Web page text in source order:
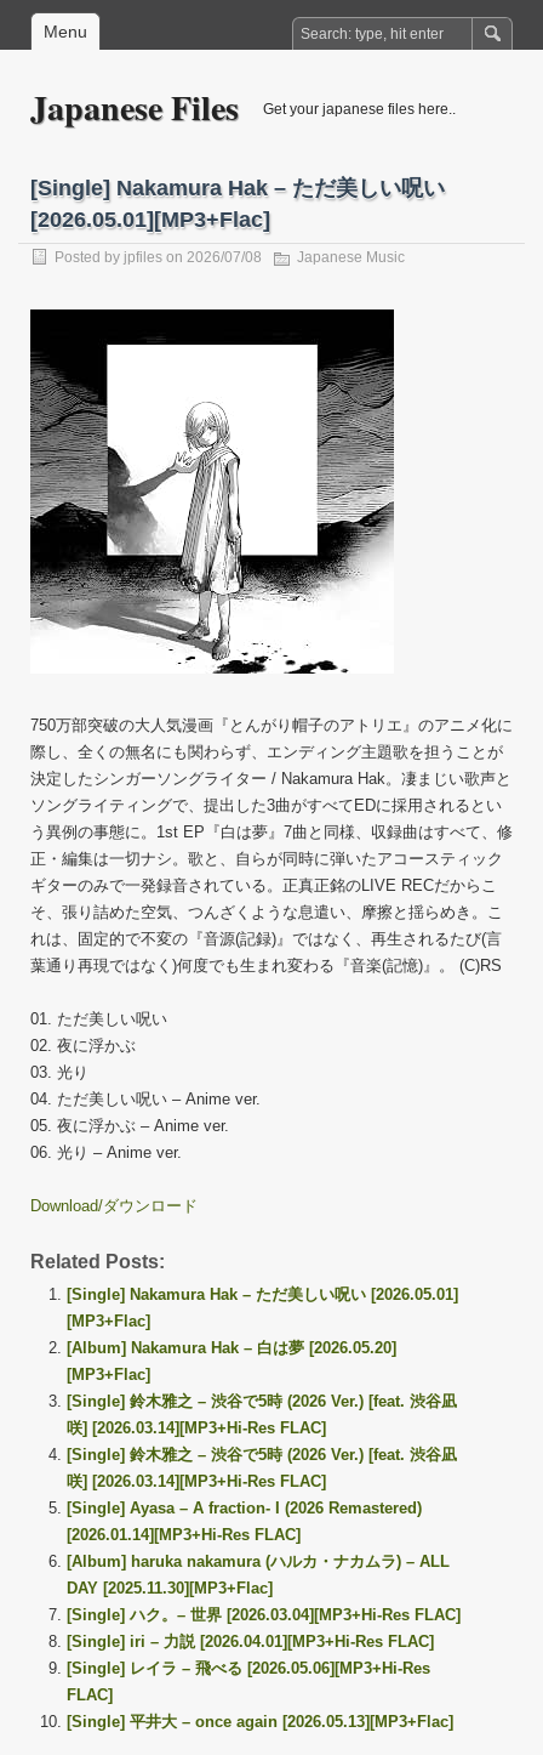
Menu
Japanese Files Get your japanese files here..
[Single] Nakamura Hak – ただ美しい呪い
[2026.05.01][MP3+Flac]
Posted by jpfiles on 2026/07/08 Japanese Music
750万部突破の大人気漫画『とんがり帽子のアトリエ』のアニメ化に
際し、全くの無名にも関わらず、エンディング主題歌を担うことが
決定したシンガーソングライター / Nakamura Hak。凄まじい歌声と
ソングライティングで、提出した3曲がすべてEDに採用されるとい
う異例の事態に。1st EP『白は夢』7曲と同様、収録曲はすべて、修
正・編集は一切ナシ。歌と、自らが同時に弾いたアコースティック
ギターのみで一発録音されている。正真正銘のLIVE RECだからこ
そ、張り詰めた空気、つんざくような息遣い、摩擦と揺らめき。こ
れは、固定的で不変の『音源(記録)』ではなく、再生されるたび(言
葉通り再現ではなく)何度でも生まれ変わる『音楽(記憶)』。 (C)RS
01. ただ美しい呪い
02. 夜に浮かぶ
03. 光り
04. ただ美しい呪い – Anime ver.
05. 夜に浮かぶ – Anime ver.
06. 光り – Anime ver.
Download/ダウンロード
Related Posts:
[Single] Nakamura Hak – ただ美しい呪い [2026.05.01]
[MP3+Flac]
[Album] Nakamura Hak – 白は夢 [2026.05.20]
[MP3+Flac]
[Single] 鈴木雅之 – 渋谷で5時 (2026 Ver.) [feat. 渋谷凪
咲] [2026.03.14][MP3+Hi-Res FLAC]
[Single] 鈴木雅之 – 渋谷で5時 (2026 Ver.) [feat. 渋谷凪
咲] [2026.03.14][MP3+Hi-Res FLAC]
[Single] Ayasa – A fraction- I (2026 Remastered)
[2026.01.14][MP3+Hi-Res FLAC]
[Album] haruka nakamura (ハルカ・ナカムラ) – ALL
DAY [2025.11.30][MP3+Flac]
[Single] ハク。– 世界 [2026.03.04][MP3+Hi-Res FLAC]
[Single] iri – 力説 [2026.04.01][MP3+Hi-Res FLAC]
[Single] レイラ – 飛べる [2026.05.06][MP3+Hi-Res
FLAC]
[Single] 平井大 – once again [2026.05.13][MP3+Flac]